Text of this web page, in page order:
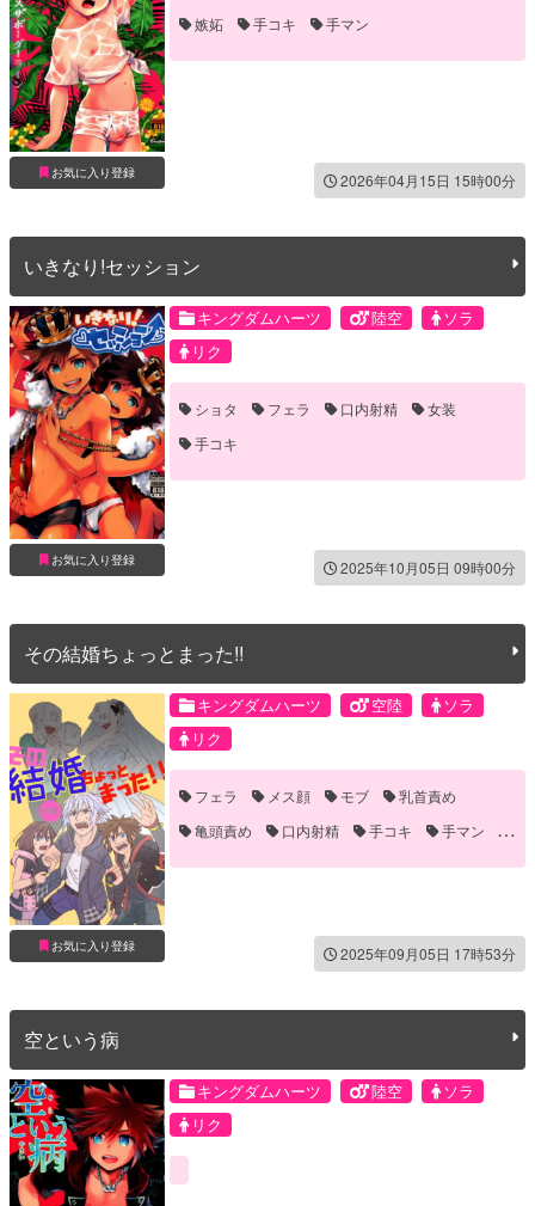
お気に入り登録
嫉妬
手コキ 手マン
2026年04月15日 15時00分
いきなり!セッション
お気に入り登録
キングダムハーツ 陸空
ソラ
リク
ショタ フェラ 口内射精
女装
手コキ
2025年10月05日 09時00分
その結婚ちょっとまった!!
お気に入り登録
キングダムハーツ 空陸
ソラ
リク
フェラ メス顔 モブ
乳首責め
亀頭責め
口内射精 手コキ
手マン
拘束
笑える(ギャグ)
2025年09月05日 17時53分
空という病
キングダムハーツ 陸空
ソラ
リク